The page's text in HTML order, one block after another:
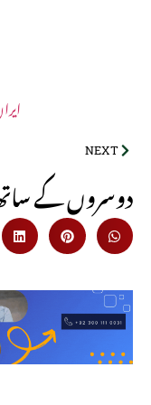
NEXT
:دوسروں کے